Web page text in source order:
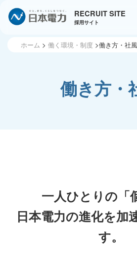
RECRUIT SITE
採用サイト
ホーム 働く環境・制度 働き方・社風
働き方・
一人ひとりの「
日本電力の進化を加
す。